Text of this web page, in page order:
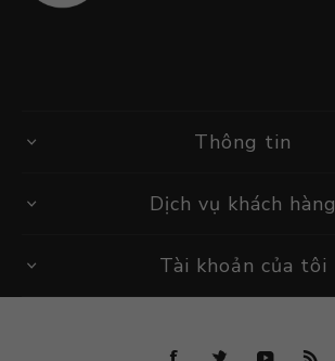
Thông tin
Dịch vụ khách hàng
Tài khoản của tôi